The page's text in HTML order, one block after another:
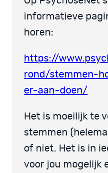
informatieve
horen:
https://
rond/stemmen-
er-aan-doen/
Het is moeilijk te
stemmen
of niet. Het is in
voor jou mogelijk